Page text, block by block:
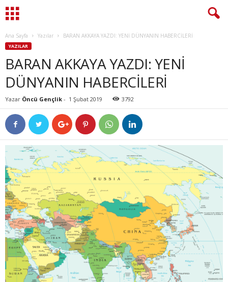
Ana Sayfa Yazılar BARAN AKKAYA YAZDI: YENİ DÜNYANIN HABERCİLERİ
YAZILAR
BARAN AKKAYA YAZDI: YENİ
DÜNYANIN HABERCİLERİ
Yazar Öncü Gençlik - 1 Şubat 2019 3792